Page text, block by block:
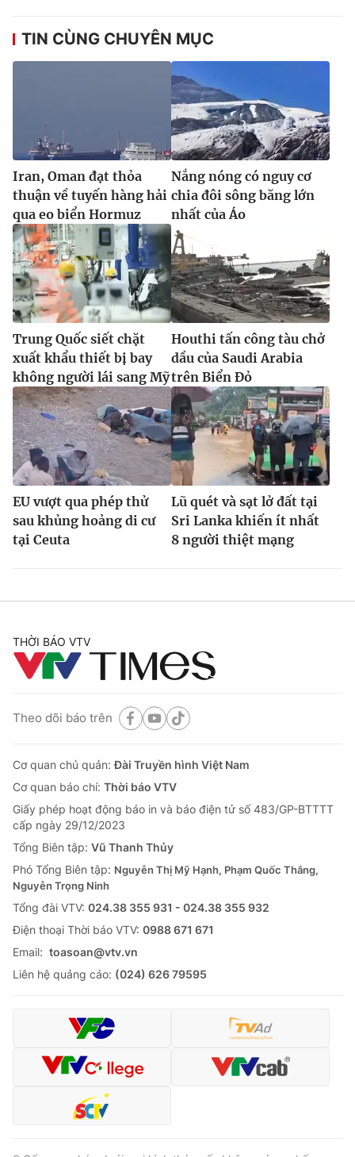
TIN CÙNG CHUYÊN MỤC
Iran, Oman đạt thỏa
thuận về tuyến hàng hải
qua eo biển Hormuz
Nắng nóng có nguy cơ
chia đôi sông băng lớn
nhất của Áo
Trung Quốc siết chặt
xuất khẩu thiết bị bay
không người lái sang Mỹ
Houthi tấn công tàu chở
dầu của Saudi Arabia
trên Biển Đỏ
EU vượt qua phép thử
sau khủng hoảng di cư
tại Ceuta
Lũ quét và sạt lở đất tại
Sri Lanka khiến ít nhất
8 người thiệt mạng
THỜI BÁO VTV
Theo dõi báo trên
Cơ quan chủ quản:Đài Truyền hình Việt Nam
Cơ quan báo chí: Thời báo VTV
Giấy phép hoạt động báo in và báo điện tử số 483/GP-BTTTT
cấp ngày 29/12/2023
Tổng Biên tập: Vũ Thanh Thủy
Phó Tổng Biên tập: Nguyễn Thị Mỹ Hạnh, Phạm Quốc Thắng,
Nguyễn Trọng Ninh
Tổng đài VTV: 024.38 355 931 - 024.38 355 932
Ðiện thoại Thời báo VTV: 0988 671 671
Email: toasoan@vtv.vn
Liên hệ quảng cáo: (024) 626 79595